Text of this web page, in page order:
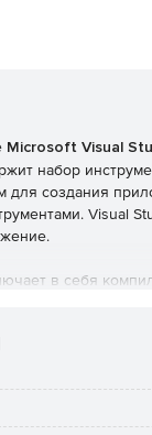
Microsoft Visual
набор
для создания
Visual
в себя
для Android, iOS,